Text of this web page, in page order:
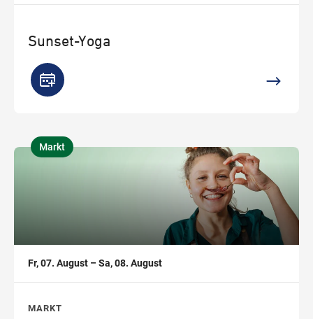
Sunset-Yoga
,
Markt
Fr, 07. August – Sa, 08. August
MARKT